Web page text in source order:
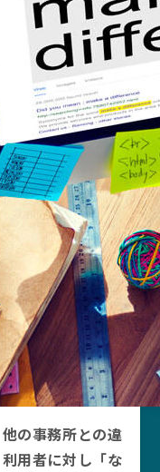
の事務所との違
用者に対し「な